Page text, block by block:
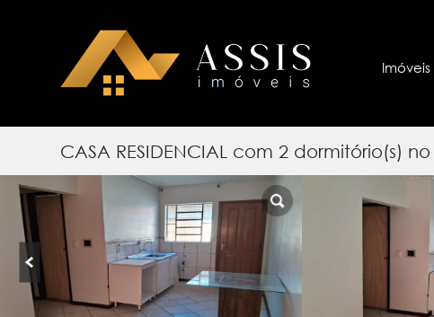
Imóveis
CASA RESIDENCIAL com 2 dormitório(s)